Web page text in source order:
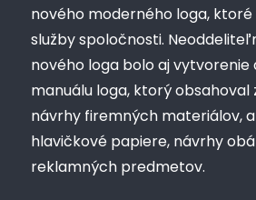
nového moderného loga, ktoré
služby spoločnosti.
nového loga bolo aj vytvorenie
manuálu loga, ktorý obsahoval
návrhy firemných materiálov,
hlavičkové papiere, návrhy
reklamných predmetov.